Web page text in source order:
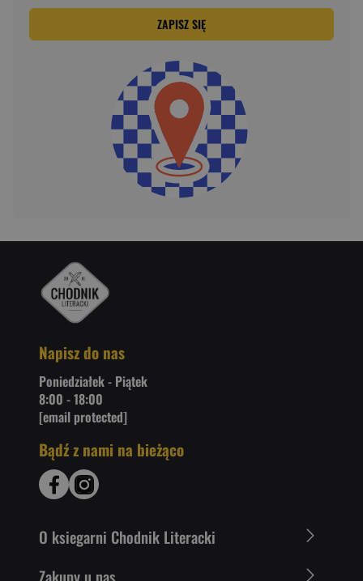
ZAPISZ SIĘ
Napisz do nas
Poniedziałek - Piątek
8:00 - 18:00
[email protected]
Bądź z nami na bieżąco
O ksiegarni Chodnik Literacki
Zakupy u nas